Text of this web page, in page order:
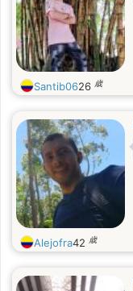
Santib0626 歳
Alejofra42 歳